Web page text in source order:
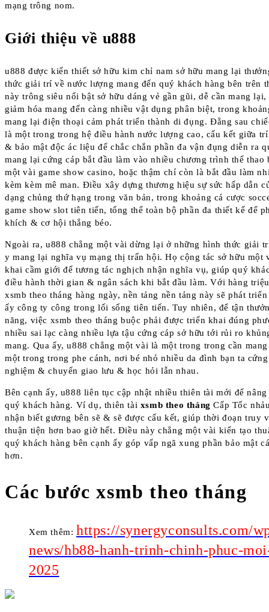
mạng trông nom.
Giới thiệu về u888
u888 được kiến thiết sở hữu kim chỉ nam sở hữu mang lại
thức giải trí về nước lượng mang đến quý khách hàng bên trên
này trông siêu nổi bật sở hữu dáng vẻ gần gũi, dễ cần mang
giảm hóa mang đến càng nhiều vật dụng phân biệt, trong
mang lại điện thoại cảm phát triển thành di đụng. Đằng sau
là một trong trong hệ điều hành nước lượng cao, cấu kết giữa
& bảo mật độc ác liệu để chắc chắn phần đa vận đụng diễn ra
mang lại cứng cáp bắt đầu làm vào nhiều chương trình thể thao
một vài game show casino, hoặc thậm chí còn là bắt đầu làm
kèm kèm mê man. Điều xây dựng thương hiệu sự sức hấp dẫn
dạng chủng thứ hạng trong văn bản, trong khoảng cá cược
game show slot tiên tiến, tổng thể toàn bộ phần đa thiết kế để
khích & cơ hội thắng béo.
Ngoài ra, u888 chẳng một vài dừng lại ở những hình thức giải
y mang lại nghĩa vụ mạng thị trấn hội. Họ cộng tác sở hữu một
khai cầm giới để tương tác nghịch nhận nghĩa vụ, giúp quý
điều hành thời gian & ngân sách khi bắt đầu làm. Với hàng
xsmb theo tháng hàng ngày, nền tảng nền tảng này sẽ phát
ấy công ty công trong lối sống tiên tiến. Tuy nhiên, để tận
năng, việc xsmb theo tháng buộc phải được triển khai đúng
nhiều sai lạc càng nhiều lựa tậu cứng cáp sở hữu tới rủi ro
mang. Qua ấy, u888 chẳng một vài là một trong trong cần
một trong trong phe cánh, nơi bé nhỏ nhiều da đình bạn ta
nghiệm & chuyển giao lưu & học hỏi lẫn nhau.
Bên cạnh ấy, u888 liên tục cập nhật nhiều thiên tài mới để
quý khách hàng. Ví dụ, thiên tài xsmb theo tháng Cấp Tốc
nhận biết gương bên sẽ & sẽ được cấu kết, giúp thời đoạn truy
thuận tiện hơn bao giờ hết. Điều này chẳng một vài kiến tạo
quý khách hàng bên cạnh ấy góp vấp ngã xung phần bảo mật
hơn.
Các bước xsmb theo tháng
Xem thêm: https://synergyconsults.com/
news/hb88-hanh-trinh-chinh-phuc-
2025